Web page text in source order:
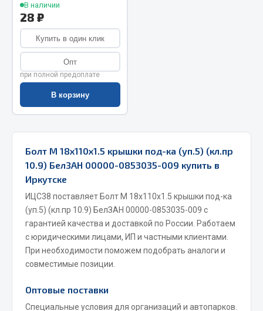
Двигатель
Система питания
Система выпуска газа
Система охлаждения
Сцепление
Коробка передач
Коробка передач ZF
Показать ещё
Весь раздел
Запчасти МАЗ
Система питания
Подвеска
Тормозная система
Двери
В наличии
28 ₽
Купить в один клик
Опт
при полной предоплате
В корзину
Болт М 18х110х1.5 крышки под-ка (уп.5) (кл.пр
10.9) БелЗАН 00000-0853035-009 купить в
Иркутске
ИЦС38 поставляет Болт М 18х110х1.5 крышки под-ка
(уп.5) (кл.пр 10.9) БелЗАН 00000-0853035-009 с
гарантией качества и доставкой по России. Работаем
с юридическими лицами, ИП и частными клиентами.
При необходимости поможем подобрать аналоги и
совместимые позиции.
Оптовые поставки
Специальные условия для организаций и автопарков.